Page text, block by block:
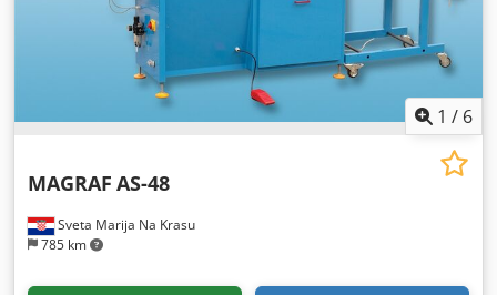
1 / 6
Sveta Marija Na Krasu
785 km
MAGRAF AS-48